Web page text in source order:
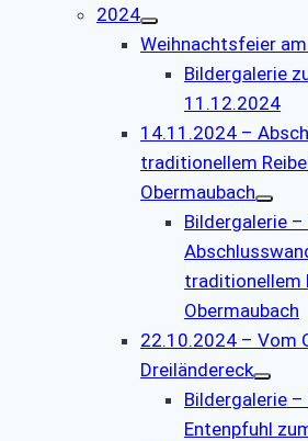
2024
Weihnachtsfeier
Bildergalerie
11.12.2024
14.11.2024 –
traditionellem
Obermaubach
Bildergalerie
traditionellem
Obermaubach
22.10.2024 – Vom
Dreiländereck
Bildergalerie
Entenpfuhl